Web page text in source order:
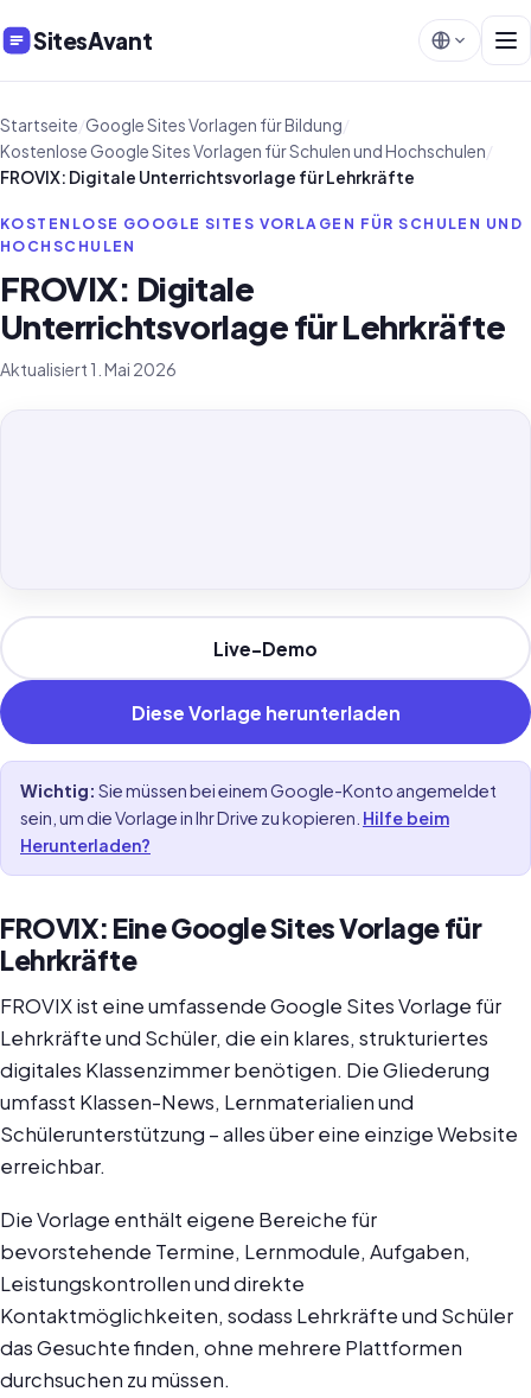
SitesAvant
Startseite/Google Sites Vorlagen für Bildung/
Kostenlose Google Sites Vorlagen für Schulen und Hochschulen/
FROVIX: Digitale Unterrichtsvorlage für Lehrkräfte
KOSTENLOSE GOOGLE SITES VORLAGEN FÜR SCHULEN UND
HOCHSCHULEN
FROVIX: Digitale
Unterrichtsvorlage für Lehrkräfte
Aktualisiert 1. Mai 2026
Live-Demo
Diese Vorlage herunterladen
Wichtig: Sie müssen bei einem Google-Konto angemeldet
sein, um die Vorlage in Ihr Drive zu kopieren. Hilfe beim
Herunterladen?
FROVIX: Eine Google Sites Vorlage für
Lehrkräfte
FROVIX ist eine umfassende Google Sites Vorlage für
Lehrkräfte und Schüler, die ein klares, strukturiertes
digitales Klassenzimmer benötigen. Die Gliederung
umfasst Klassen-News, Lernmaterialien und
Schülerunterstützung – alles über eine einzige Website
erreichbar.
Die Vorlage enthält eigene Bereiche für
bevorstehende Termine, Lernmodule, Aufgaben,
Leistungskontrollen und direkte
Kontaktmöglichkeiten, sodass Lehrkräfte und Schüler
das Gesuchte finden, ohne mehrere Plattformen
durchsuchen zu müssen.